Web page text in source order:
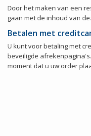
Door het maken van een
gaan met de inhoud van
Betalen met
U kunt voor betaling met
beveiligde
moment dat u uw order